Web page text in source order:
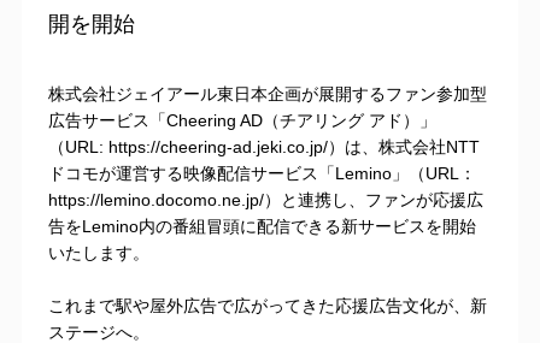
開を開始
株式会社ジェイアール東日本企画が展開するファン参加型
広告サービス「Cheering AD（チアリング アド）」
（URL: https://cheering-ad.jeki.co.jp/）は、株式会社NTT
ドコモが運営する映像配信サービス「Lemino」（URL：
https://lemino.docomo.ne.jp/）と連携し、ファンが応援広
告をLemino内の番組冒頭に配信できる新サービスを開始
いたします。
これまで駅や屋外広告で広がってきた応援広告文化が、新
ステージへ。